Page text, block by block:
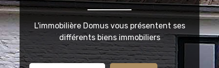
L'immobilière Domus vous présentent ses
différents biens immobiliers